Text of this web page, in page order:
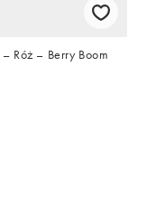
Iconic London – Sheer Blush – Róż – Berry Boom